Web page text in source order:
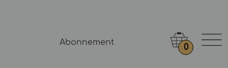
Abonnement
0